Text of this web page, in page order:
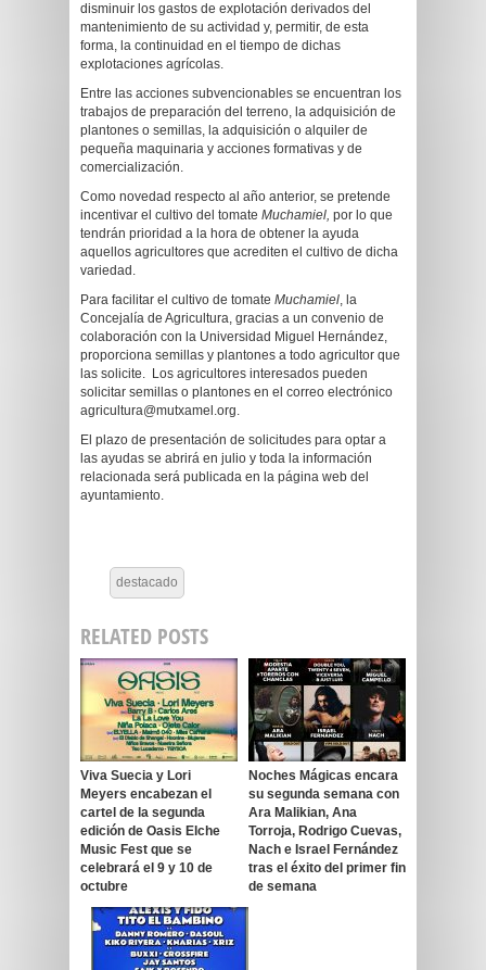
disminuir los gastos de explotación derivados del
mantenimiento de su actividad y, permitir, de esta
forma, la continuidad en el tiempo de dichas
explotaciones agrícolas.
Entre las acciones subvencionables se encuentran los
trabajos de preparación del terreno, la adquisición de
plantones o semillas, la adquisición o alquiler de
pequeña maquinaria y acciones formativas y de
comercialización.
Como novedad respecto al año anterior, se pretende
incentivar el cultivo del tomate Muchamiel, por lo que
tendrán prioridad a la hora de obtener la ayuda
aquellos agricultores que acrediten el cultivo de dicha
variedad.
Para facilitar el cultivo de tomate Muchamiel, la
Concejalía de Agricultura, gracias a un convenio de
colaboración con la Universidad Miguel Hernández,
proporciona semillas y plantones a todo agricultor que
las solicite. Los agricultores interesados pueden
solicitar semillas o plantones en el correo electrónico
agricultura@mutxamel.org.
El plazo de presentación de solicitudes para optar a
las ayudas se abrirá en julio y toda la información
relacionada será publicada en la página web del
ayuntamiento.
destacado
RELATED POSTS
Viva Suecia y Lori
Meyers encabezan el
cartel de la segunda
edición de Oasis Elche
Music Fest que se
celebrará el 9 y 10 de
octubre
Noches Mágicas encara
su segunda semana con
Ara Malikian, Ana
Torroja, Rodrigo Cuevas,
Nach e Israel Fernández
tras el éxito del primer fin
de semana